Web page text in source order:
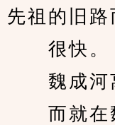
先祖的旧路
很快。
魏成河离
而就在魏